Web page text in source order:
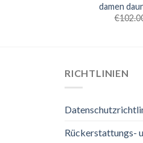
damen
€
RICHTLINIEN
Rückerstattungs-